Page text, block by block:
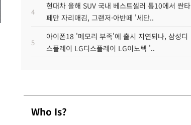
4
현대차 올해 SUV 국내 베스트셀러 톱10에서 싼타
페만 자리매김, 그랜저·아반떼 '세단..
5
아이폰18 '메모리 부족'에 출시 지연되나, 삼성디
스플레이 LG디스플레이 LG이노텍 '..
Who Is?